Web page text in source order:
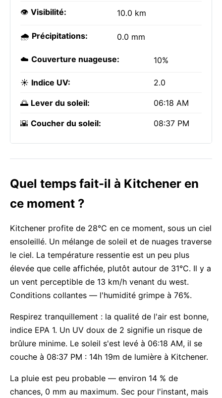
👁️ Visibilité: 10.0 km
🌧️ Précipitations: 0.0 mm
☁️ Couverture nuageuse: 10%
☀️ Indice UV: 2.0
🌅 Lever du soleil: 06:18 AM
🌇 Coucher du soleil: 08:37 PM
Quel temps fait-il à Kitchener en
ce moment ?
Kitchener profite de 28°C en ce moment, sous un ciel
ensoleillé. Un mélange de soleil et de nuages traverse
le ciel. La température ressentie est un peu plus
élevée que celle affichée, plutôt autour de 31°C. Il y a
un vent perceptible de 13 km/h venant du west.
Conditions collantes — l'humidité grimpe à 76%.
Respirez tranquillement : la qualité de l'air est bonne,
indice EPA 1. Un UV doux de 2 signifie un risque de
brûlure minime. Le soleil s'est levé à 06:18 AM, il se
couche à 08:37 PM : 14h 19m de lumière à Kitchener.
La pluie est peu probable — environ 14 % de
chances, 0 mm au maximum. Sec pour l'instant, mais